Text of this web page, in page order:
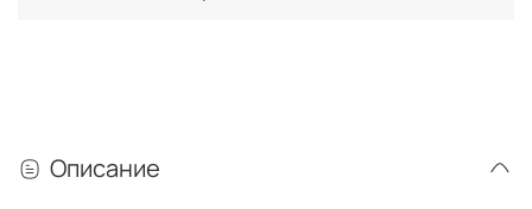
Описание